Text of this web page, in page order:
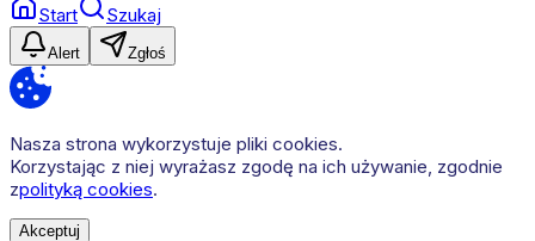
Start Szukaj
Alert Zgłoś
Nasza strona wykorzystuje pliki cookies.
Korzystając z niej wyrażasz zgodę na ich używanie, zgodnie
zpolityką cookies.
Akceptuj